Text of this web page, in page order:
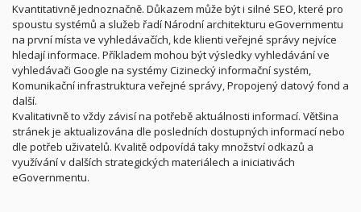
Kvantitativně jednoznačně. Důkazem může být i silné SEO, které pro
spoustu systémů a služeb řadí Národní architekturu eGovernmentu
na první místa ve vyhledávačích, kde klienti veřejné správy nejvíce
hledají informace. Příkladem mohou být výsledky vyhledávání ve
vyhledávači Google na systémy Cizinecký informační systém,
Komunikační infrastruktura veřejné správy, Propojený datový fond a
další.
Kvalitativně to vždy závisí na potřebě aktuálnosti informací. Většina
stránek je aktualizována dle posledních dostupných informací nebo
dle potřeb uživatelů. Kvalitě odpovídá taky množství odkazů a
využívání v dalších strategických materiálech a iniciativách
eGovernmentu.